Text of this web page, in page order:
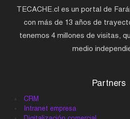
TECACHE.cl es un portal de
con más de 13 años de
tenemos 4 millones de visitas,
medio
Partners
CRM
Intranet empresa